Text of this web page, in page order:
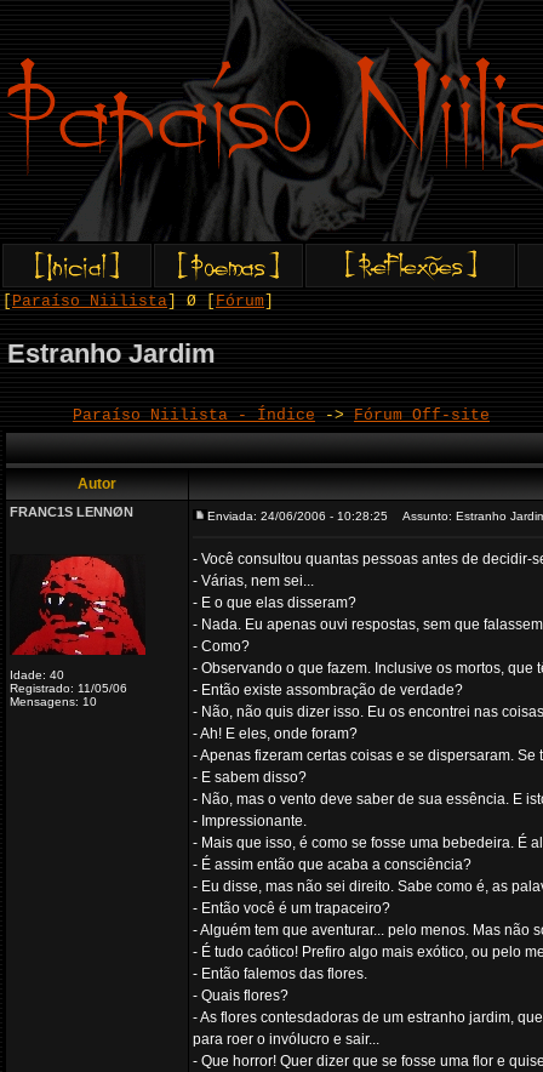
Paraíso Niilista ] Ø [ Fórum
Estranho Jardim
Paraíso Niilista - Índice -> Fórum Off-site
Autor
FRANC1S LENNØN
Idade: 40
Registrado: 11/05/06
Mensagens: 10
Enviada: 24/06/2006 - 10:28:25 Assunto: Estranho
- Você consultou quantas pessoas antes de decidir-
- Várias, nem sei...
- E o que elas disseram?
- Nada. Eu apenas ouvi respostas, sem que
- Como?
- Observando o que fazem. Inclusive os mortos, que
- Então existe assombração de verdade?
- Não, não quis dizer isso. Eu os encontrei nas
- Ah! E eles, onde foram?
- Apenas fizeram certas coisas e se dispersaram.
- E sabem disso?
- Não, mas o vento deve saber de sua essência. E
- Impressionante.
- Mais que isso, é como se fosse uma bebedeira. É
- É assim então que acaba a consciência?
- Eu disse, mas não sei direito. Sabe como é, as
- Então você é um trapaceiro?
- Alguém tem que aventurar... pelo menos. Mas não
- É tudo caótico! Prefiro algo mais exótico, ou pelo
- Então falemos das flores.
- Quais flores?
- As flores contesdadoras de um estranho jardim,
para roer o invólucro e sair...
- Que horror! Quer dizer que se fosse uma flor e